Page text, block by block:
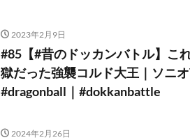
2023年2月9日
#85【#昔のドッカンバトル】こ
獄だった強襲コルド大王｜ソニ
#dragonball｜#dokkanbattle
2024年2月26日